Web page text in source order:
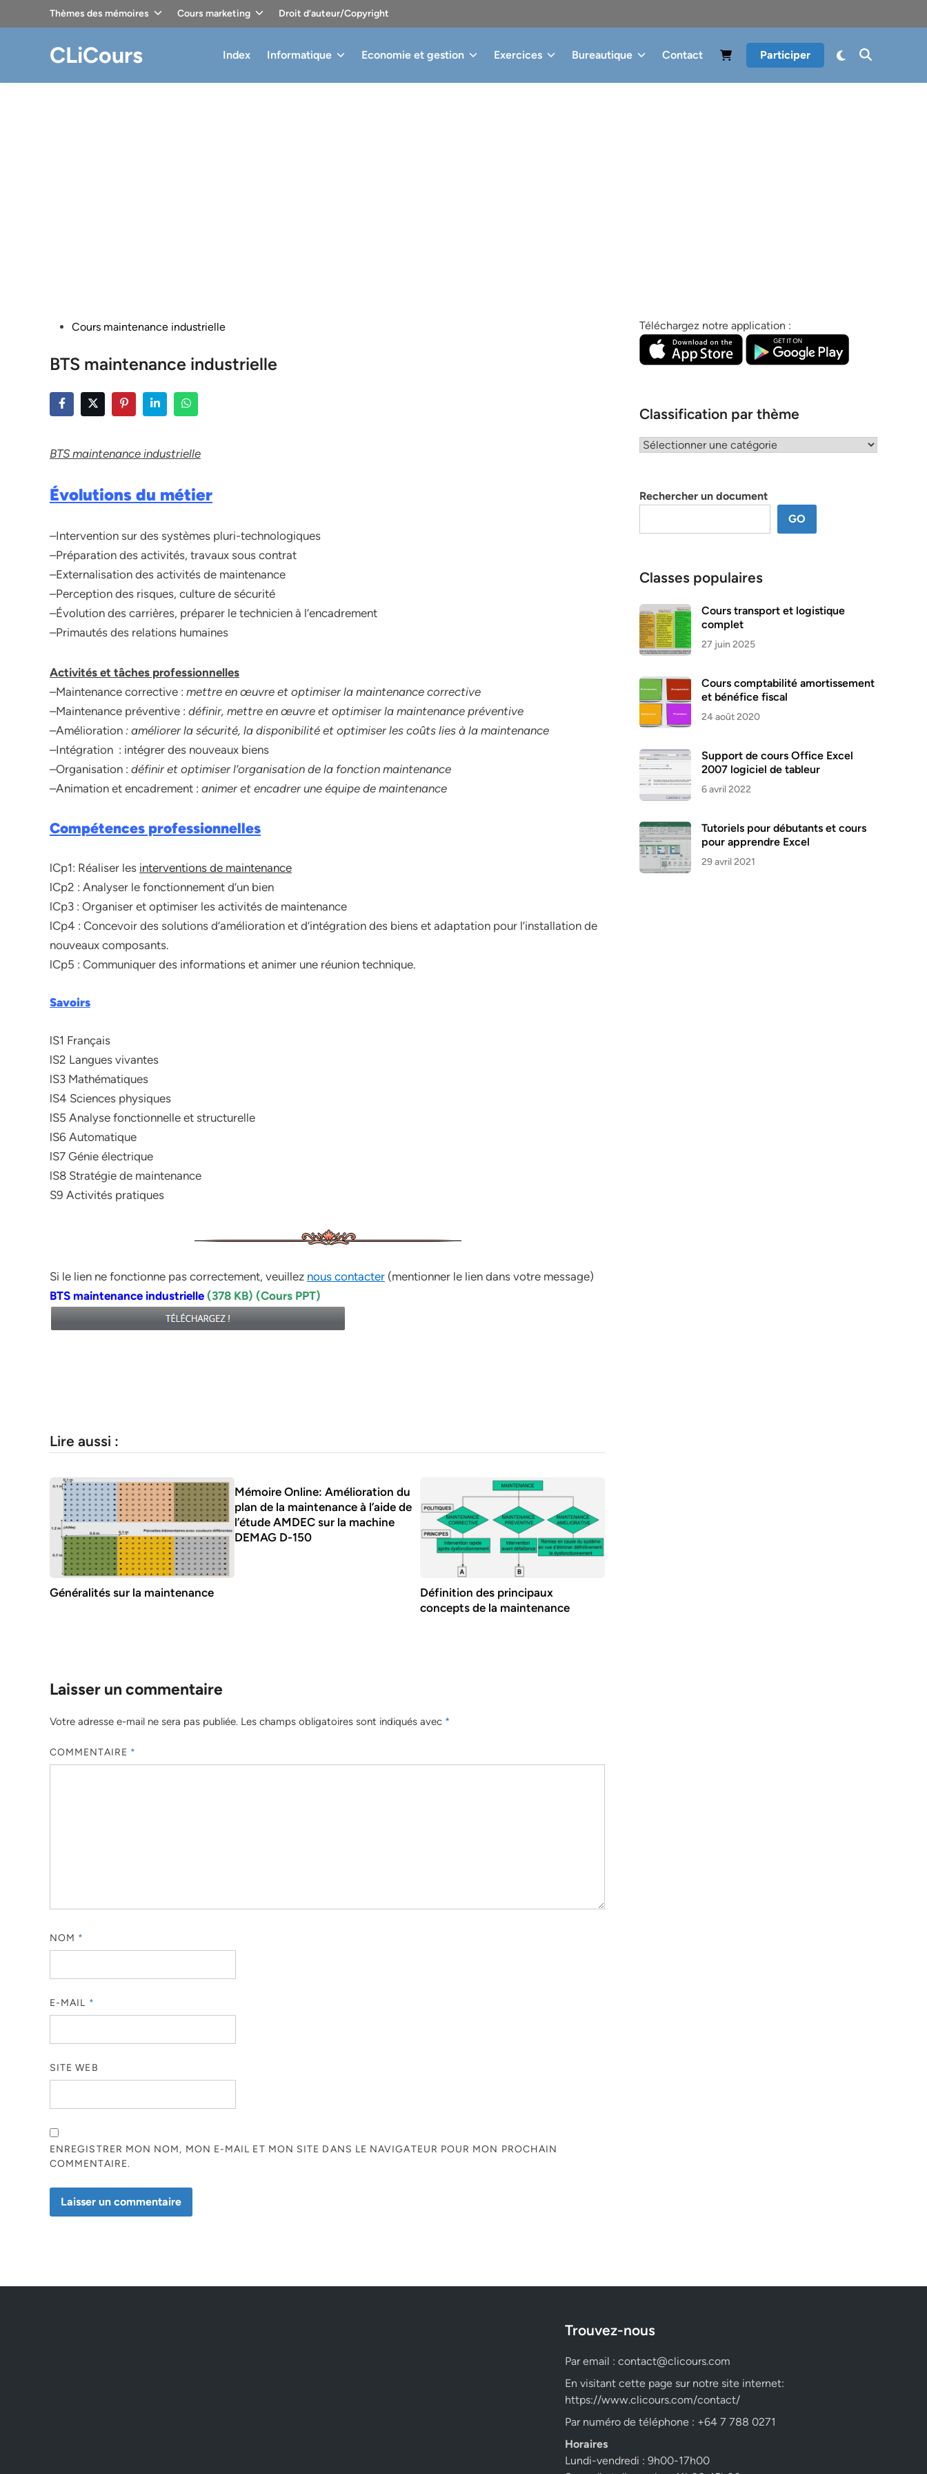
Thèmes des mémoires Cours marketing Droit d’auteur/Copyright
CLiCours Index Informatique Economie et gestion Exercices Bureautique Contact Participer
PostedCours maintenance industrielle
BTS maintenance industrielle
BTS maintenance industrielle
Évolutions du métier
–Intervention sur des systèmes pluri-technologiques
–Préparation des activités, travaux sous contrat
–Externalisation des activités de maintenance
–Perception des risques, culture de sécurité
–Évolution des carrières, préparer le technicien à l’encadrement
–Primautés des relations humaines
Activités et tâches professionnelles
–Maintenance corrective : mettre en œuvre et optimiser la maintenance corrective
–Maintenance préventive : définir, mettre en œuvre et optimiser la maintenance préventive
–Amélioration : améliorer la sécurité, la disponibilité et optimiser les coûts lies à la maintenance
–Intégration : intégrer des nouveaux biens
–Organisation : définir et optimiser l’organisation de la fonction maintenance
–Animation et encadrement : animer et encadrer une équipe de maintenance
Compétences professionnelles
lCp1: Réaliser les interventions de maintenance
lCp2 : Analyser le fonctionnement d’un bien
lCp3 : Organiser et optimiser les activités de maintenance
lCp4 : Concevoir des solutions d’amélioration et d’intégration des biens et adaptation pour l’installation de
nouveaux composants.
lCp5 : Communiquer des informations et animer une réunion technique.
Savoirs
lS1 Français
lS2 Langues vivantes
lS3 Mathématiques
lS4 Sciences physiques
lS5 Analyse fonctionnelle et structurelle
lS6 Automatique
lS7 Génie électrique
lS8 Stratégie de maintenance
S9 Activités pratiques
Si le lien ne fonctionne pas correctement, veuillez nous contacter (mentionner le lien dans votre message)
BTS maintenance industrielle (378 KB) (Cours PPT)
Lire aussi :
Généralités sur la maintenance
Mémoire Online: Amélioration du
plan de la maintenance à l’aide de
l’étude AMDEC sur la machine
DEMAG D-150
Définition des principaux
concepts de la maintenance
Laisser un commentaire
Votre adresse e-mail ne sera pas publiée. Les champs obligatoires sont indiqués avec *
COMMENTAIRE *
NOM *
E-MAIL *
SITE WEB
ENREGISTRER MON NOM, MON E-MAIL ET MON SITE DANS LE NAVIGATEUR POUR MON PROCHAIN
COMMENTAIRE.
Téléchargez notre application :
Classification par thème
Classification
Rechercher un document
GO
Classes populaires
Cours transport et logistique
complet
27 juin 2025
Cours comptabilité amortissement
et bénéfice fiscal
24 août 2020
Support de cours Office Excel
2007 logiciel de tableur
6 avril 2022
Tutoriels pour débutants et cours
pour apprendre Excel
29 avril 2021
Trouvez-nous
Par email : contact@clicours.com
En visitant cette page sur notre site internet:
https://www.clicours.com/contact/
Par numéro de téléphone : +64 7 788 0271
Horaires
Lundi-vendredi : 9h00-17h00